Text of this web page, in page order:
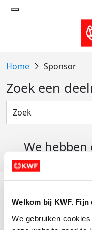
Welkom bij KWF.
We gebruiken
Sponsor
Zoek een
We hebben
Actiematerialen
Evenementen